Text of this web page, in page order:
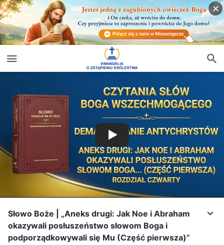
Słowo Boże | „Aneks drugi: Jak Noe i Abraham
okazywali posłuszeństwo słowom Boga i
podporządkowywali się Mu (Część pierwsza)”